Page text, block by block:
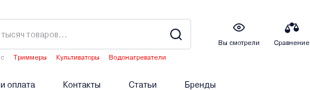
Триммеры Культиваторы
Водонагреватели
Вы смотрели Сравнение
оплата Контакты Статьи Бренды